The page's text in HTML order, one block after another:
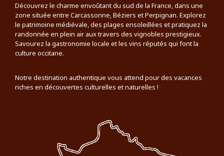
Découvrez le charme envoûtant du sud de la France, dans une
zone située entre Carcassonne, Béziers et Perpignan. Explorez
le patrimoine médiévale, des plages ensoleillées et pratiquez la
randonnée en plein air aux travers des vignobles prestigieux.
Savourez la gastronomie locale et les vins réputés qui font la
culture occitane.
Notre destination authentique vous attend pour des vacances
riches en découvertes culturelles et naturelles !